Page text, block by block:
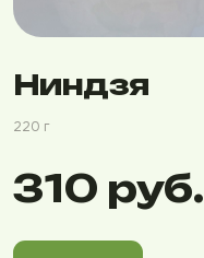
Ниндзя
220 г
310 руб.